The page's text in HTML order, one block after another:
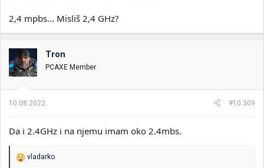
2,4 mpbs... Misliš 2,4 GHz?
Tron
PCAXE Member
10.08.2022. #10.309
Da i 2.4GHz i na njemu imam oko 2.4mbs.
R
vladarko